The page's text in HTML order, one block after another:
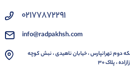
02177872291
info@radpakhsh.com
دوم تهرانپارس ، خیابان ناهیدی ، نبش کوچه
، پلاک 30